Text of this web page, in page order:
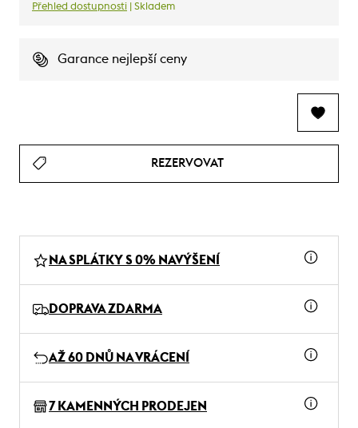
Přehled dostupnosti | Skladem
Garance nejlepší ceny
REZERVOVAT
NA SPLÁTKY S 0% NAVÝŠENÍ
DOPRAVA ZDARMA
AŽ 60 DNŮ NA VRÁCENÍ
7 KAMENNÝCH PRODEJEN